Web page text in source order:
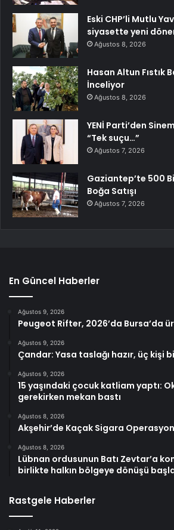
Eski CHP’li Mutlu
siyasette yeni
Ağustos 8, 2026
Hasan Altun Fıstık
İnceliyor
Ağustos 8, 2026
YENİ Parti’den
“Tek suçu…”
Ağustos 7, 2026
Gaziantep’te 500
Boğa Satışı
Ağustos 7, 2026
En Güncel Haberler
Ağustos 9, 2026
Peugeot Rifter, 2026’da Bursa’da
Ağustos 9, 2026
Çandar: Yasa taslağı hazır, üç kişi
Ağustos 9, 2026
15 yaşındaki çocuk katliam yaptı:
gerekirken mekan bastı
Ağustos 8, 2026
Akşehir’de Kaçak Sigara
Ağustos 8, 2026
Lübnan ordusunun Batı Zevtar’a
birlikte halkın bölgeye dönüşü
Rastgele Haberler